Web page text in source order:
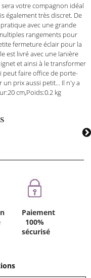
votre compagnon idéal
également très discret. De
avec une grande
rangements pour
fermeture éclair pour la
est livré avec une lanière
et ainsi à le transformer
faire office de porte-
prix aussi petit... Il n'y a
cm,Poids:0.2 kg
Paiement
100%
sécurisé